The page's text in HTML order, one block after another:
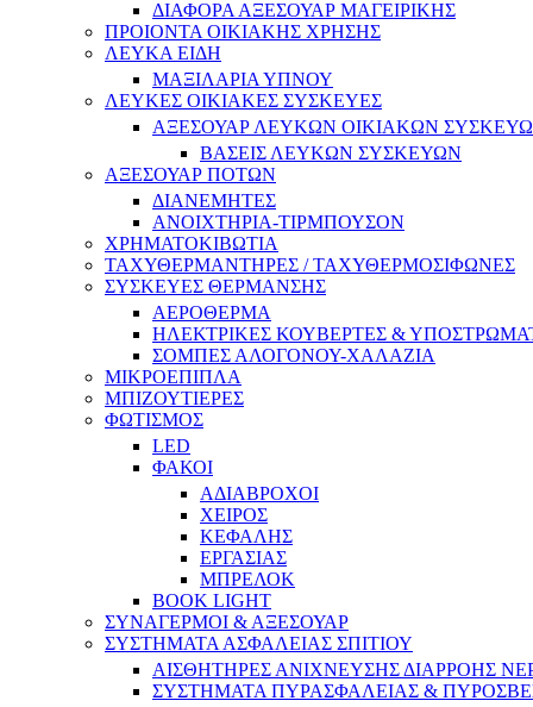
ΔΙΑΦΟΡΑ ΑΞΕΣΟΥΑΡ ΜΑΓΕΙΡΙΚΗΣ
ΠΡΟΙΟΝΤΑ ΟΙΚΙΑΚΗΣ ΧΡΗΣΗΣ
ΛΕΥΚΑ ΕΙΔΗ
ΜΑΞΙΛΑΡΙΑ ΥΠΝΟΥ
ΛΕΥΚΕΣ ΟΙΚΙΑΚΕΣ ΣΥΣΚΕΥΕΣ
ΑΞΕΣΟΥΑΡ ΛΕΥΚΩΝ ΟΙΚΙΑΚΩΝ
ΒΑΣΕΙΣ ΛΕΥΚΩΝ ΣΥΣΚΕΥΩΝ
ΑΞΕΣΟΥΑΡ ΠΟΤΩΝ
ΔΙΑΝΕΜΗΤΕΣ
ΑΝΟΙΧΤΗΡΙΑ-ΤΙΡΜΠΟΥΣΟΝ
ΧΡΗΜΑΤΟΚΙΒΩΤΙΑ
ΤΑΧΥΘΕΡΜΑΝΤΗΡΕΣ / ΤΑΧΥΘΕΡΜΟΣΙΦΩΝΕΣ
ΣΥΣΚΕΥΕΣ ΘΕΡΜΑΝΣΗΣ
ΑΕΡΟΘΕΡΜΑ
ΗΛΕΚΤΡΙΚΕΣ ΚΟΥΒΕΡΤΕΣ &
ΣΟΜΠΕΣ ΑΛΟΓΟΝΟΥ-ΧΑΛΑΖΙΑ
ΜΙΚΡΟΕΠΙΠΛΑ
ΜΠΙΖΟΥΤΙΕΡΕΣ
ΦΩΤΙΣΜΟΣ
LED
ΦΑΚΟΙ
ΑΔΙΑΒΡΟΧΟΙ
ΧΕΙΡΟΣ
ΚΕΦΑΛΗΣ
ΕΡΓΑΣΙΑΣ
ΜΠΡΕΛΟΚ
BOOK LIGHT
ΣΥΝΑΓΕΡΜΟΙ & ΑΞΕΣΟΥΑΡ
ΣΥΣΤΗΜΑΤΑ ΑΣΦΑΛΕΙΑΣ ΣΠΙΤΙΟΥ
ΑΙΣΘΗΤΗΡΕΣ ΑΝΙΧΝΕΥΣΗΣ ΔΙΑΡΡΟΗΣ
ΣΥΣΤΗΜΑΤΑ ΠΥΡΑΣΦΑΛΕΙΑΣ &